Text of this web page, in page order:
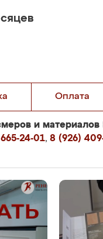
Оплата
и материалов
24-01, 8 (926)